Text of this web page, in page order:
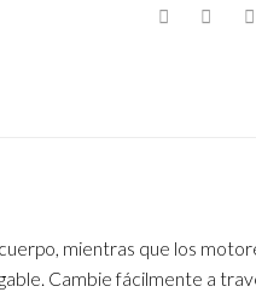
mientras que los
Cambie fácilmente a